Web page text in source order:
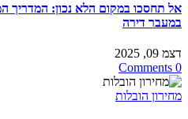
אל תחסכו במקום הלא נכון: המדריך
במעבר דירה
דצמ 09, 2025
0 Comments
מחירון הובלות